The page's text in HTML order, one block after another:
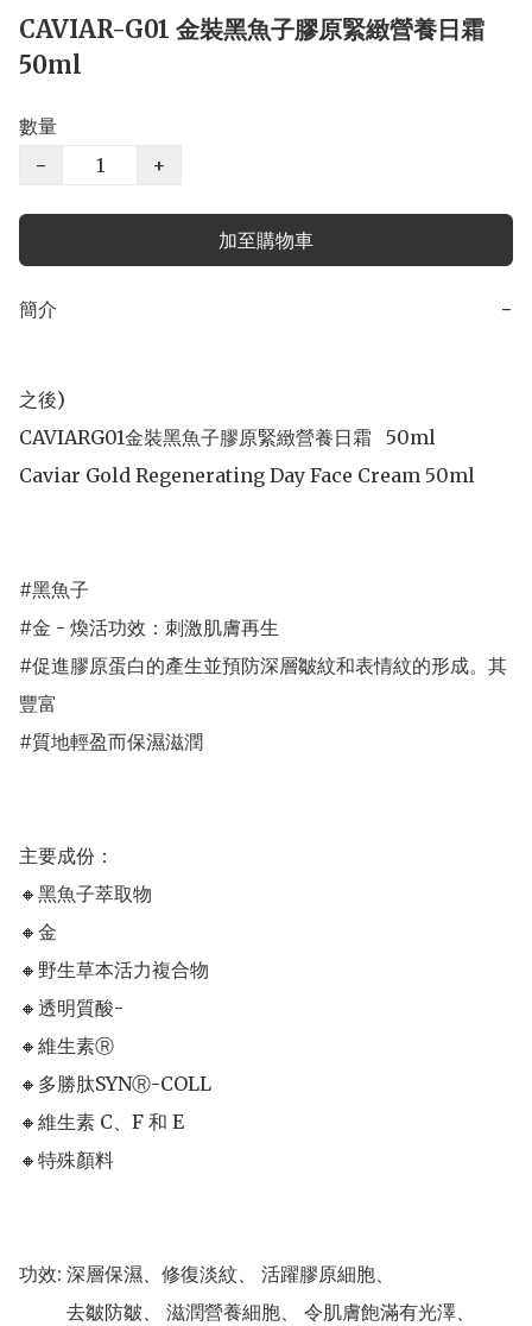
CAVIAR-G01 金裝黑魚子膠原緊緻營養日霜
50ml
數量
−
+
加至購物車
簡介 −
之後)
CAVIARG01金裝黑魚子膠原緊緻營養日霜   50ml
Caviar Gold Regenerating Day Face Cream 50ml
#黑魚子
#金 - 煥活功效：刺激肌膚再生
#促進膠原蛋白的產生並預防深層皺紋和表情紋的形成。其
豐富
#質地輕盈而保濕滋潤
主要成份：
🔸黑魚子萃取物
🔸金
🔸野生草本活力複合物
🔸透明質酸-
🔸維生素Ⓡ
🔸多勝肽SYNⓇ-COLL
🔸維生素 C、F 和 E
🔸特殊顏料
功效: 深層保濕、修復淡紋、 活躍膠原細胞、